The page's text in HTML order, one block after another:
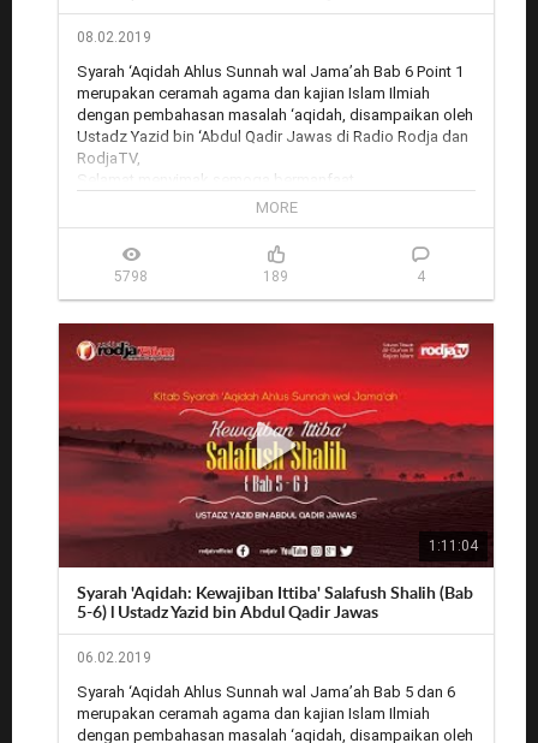
08.02.2019
Syarah ‘Aqidah Ahlus Sunnah wal Jama’ah Bab 6 Point 1
merupakan ceramah agama dan kajian Islam Ilmiah
dengan pembahasan masalah ‘aqidah, disampaikan oleh
Ustadz Yazid bin ‘Abdul Qadir Jawas di Radio Rodja dan
RodjaTV,
Selamat menyimak semoga bermanfaat.
Gabung dan subscribe di media sosial Rodja TV:
Youtube: youtube.com/rodjatv/
Situs web: http://rodja.tv
Live stream (primer): http://live.rodja.tv
Live stream Youtube: http://live2.rodja.tv (redirect)
Rodja TV melalui satelit: Satelit Palapa D, Frekuensi: 4057,
Symbol Rate: 2727, Polaritas: H (Horizontal), Video PID:
106, Audio PID: 107, PCR PID: 106
Outlet Rodja untuk jasa pemasangan parabola:
http://rodja.tv/outlet
Rekaman audio: https://www.radiorodja.com/
https://rodja.tv/
MORE
5798 189 4
1:11:04
Syarah 'Aqidah: Kewajiban Ittiba' Salafush Shalih (Bab
5-6) l Ustadz Yazid bin Abdul Qadir Jawas
06.02.2019
Syarah ‘Aqidah Ahlus Sunnah wal Jama’ah Bab 5 dan 6
merupakan ceramah agama dan kajian Islam Ilmiah
dengan pembahasan masalah ‘aqidah, disampaikan oleh